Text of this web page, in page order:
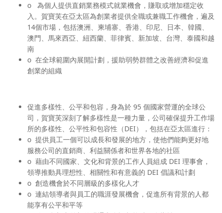
o 為個人提供直銷業務模式就業機會，賺取或增加穩定收
入。賀寶芙在亞太區為創業者提供全職或兼職工作機會，遍及
14個市場，包括澳洲、柬埔寨、香港、印尼、日本、韓國、
澳門、馬來西亞、紐西蘭、菲律賓、新加坡、台灣、泰國和越
南
o 在全球範圍內展開計劃，援助弱勢群體之改善經濟和促進
創業的組織
促進多樣性、公平和包容， 身為於 95 個國家營運的全球公
司，賀寶芙深刻了解多樣性是一種力量，公司確保提升工作場
所的多樣性、公平性和包容性（DEI），包括在亞太區進行：
o 提供員工一個可以成長和發展的地方，使他們能夠更好地
服務公司的直銷商、利益關係者和世界各地的社區
o 藉由不同國家、文化和背景的工作人員組成 DEI 理事會，
領導推動具理想性、相關性和有意義的 DEI 倡議和計劃
o 創造機會於不同層級的多樣化人才
o 連結領導者與員工的職涯發展機會，促進所有背景的人都
能享有公平和平等